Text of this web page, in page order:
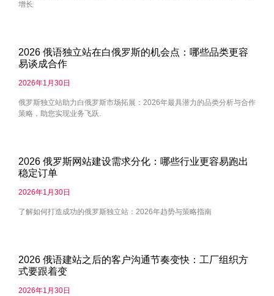
增长
2026 俄语独立站在白俄罗斯的机会点：哪些品类更容
易谈成合作
2026年1月30日
俄罗斯独立站助力白俄罗斯市场拓展：2026年最具潜力的品类分析与合作
策略，助您实现业务飞跃.
2026 俄罗斯网站建设需求分化：哪些行业更容易跑出
稳定订单
2026年1月30日
了解如何打造成功的俄罗斯独立站：2026年趋势与策略指南
2026 俄语建站之后的客户沟通节奏变快：工厂组织方
式要跟着变
2026年1月30日